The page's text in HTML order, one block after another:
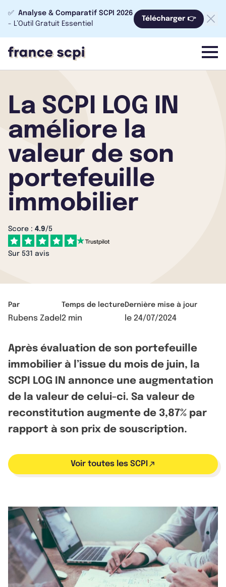
✅ Analyse & Comparatif SCPI 2026
- L’Outil Gratuit Essentiel
Télécharger 👉
menu
La SCPI LOG IN
améliore la
valeur de son
portefeuille
immobilier
Score : 4.9/5
Sur 531 avis
Par
Rubens Zadel
Temps de lecture
2 min
Dernière mise à jour
le 24/07/2024
Après évaluation de son portefeuille
immobilier à l’issue du mois de juin, la
SCPI LOG IN annonce une augmentation
de la valeur de celui-ci. Sa valeur de
reconstitution augmente de 3,87% par
rapport à son prix de souscription.
Voir toutes les SCPI